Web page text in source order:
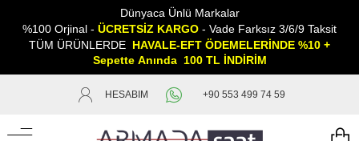
Dünyaca Ünlü Markalar
%100 Orjinal - ÜCRETSİZ KARGO - Vade Farksız 3/6/9 Taksit
TÜM ÜRÜNLERDE HAVALE-EFT ÖDEMELERİNDE %10 +
Sepette Anında 100 TL İNDİRİM
HESABIM +90 553 499 74 59